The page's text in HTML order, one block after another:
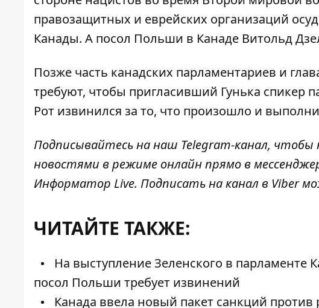
правозащитных и еврейских организаций
Канады. А посол Польши в Канаде Витольд
Позже часть канадских парламентариев и
требуют, чтобы пригласивший Гунька спикер
Рот извинился за то, что произошло и
Подписывайтесь на наш Telegram-канал, чтобы
новостями в режиме онлайн прямо в
Информатор Live. Подписать на канал в Viber
ЧИТАЙТЕ ТАКЖЕ:
На выступление Зеленского в парламенте
посол Польши требует извинений
Канада ввела новый пакет санкций против